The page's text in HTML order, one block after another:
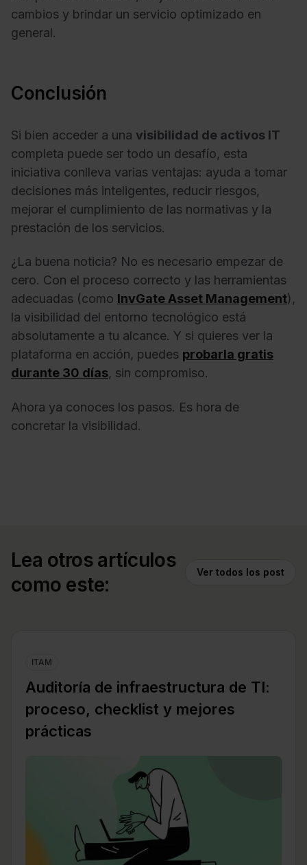
cambios y brindar un servicio optimizado en
general.
Conclusión
Si bien acceder a una visibilidad de activos IT
completa puede ser todo un desafío, esta
iniciativa conlleva varias ventajas: ayuda a tomar
decisiones más inteligentes, reducir riesgos,
mejorar el cumplimiento de las normativas y la
prestación de los servicios.
¿La buena noticia? No es necesario empezar de
cero. Con el proceso correcto y las herramientas
adecuadas (como InvGate Asset Management),
la visibilidad del entorno tecnológico está
absolutamente a tu alcance. Y si quieres ver la
plataforma en acción, puedes probarla gratis
durante 30 días, sin compromiso.
Ahora ya conoces los pasos. Es hora de
concretar la visibilidad.
Lea otros artículos
como este:
Ver todos los post
ITAM
Auditoría de infraestructura de TI:
proceso, checklist y mejores
prácticas